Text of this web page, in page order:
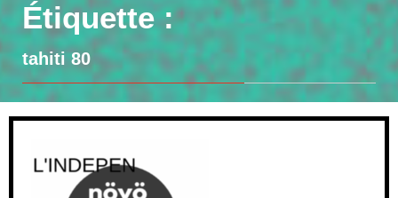
Étiquette :
tahiti 80